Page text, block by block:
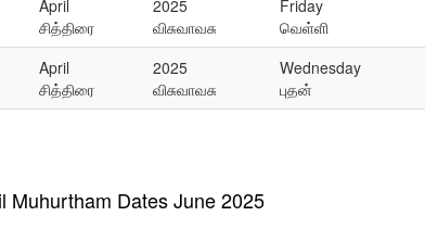
April
சித்திரை
2025
விசுவாவசு
Friday
வெள்ளி
April
சித்திரை
2025
விசுவாவசு
Wednesday
புதன்
Muhurtham Dates June 2025